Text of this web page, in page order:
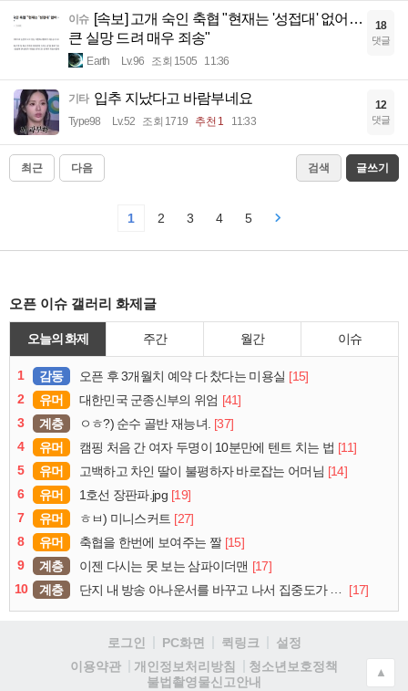
이슈 [속보] 고개 숙인 축협 "현재는 '성접대' 없어…
큰 실망 드려 매우 죄송"
Earth Lv.96 조회 1505 11:36
18
댓글
기타 입추 지났다고 바람부네요
Type98 Lv.52 조회 1719 추천 1 11:33
12
댓글
최근 다음 검색 글쓰기
1 2 3 4 5
오픈 이슈 갤러리 화제글
오늘의 화제 주간 월간 이슈
1 감동 오픈 후 3개월치 예약 다 찼다는 미용실 [15]
2
유머 대한민국 군종신부의 위엄 [41]
3
계층 ㅇㅎ?) 순수 골반 재능녀. [37]
4
유머 캠핑 처음 간 여자 두명이 10분만에 텐트 치는 법 [11]
5
유머 고백하고 차인 딸이 불평하자 바로잡는 어머님 [14]
6
유머 1호선 장판파.jpg [19]
7
유머 ㅎㅂ) 미니스커트 [27]
8
유머 축협을 한번에 보여주는 짤 [15]
9
계층 이젠 다시는 못 보는 삼파이더맨 [17]
10
계층 단지 내 방송 아나운서를 바꾸고 나서 집중도가 확 올라갔다는 한 아파트의 안내방송 [17]
로그인 PC화면 퀵링크
설정
이용약관
개인정보처리방침
청소년보호정책
불법촬영물신고안내
▲